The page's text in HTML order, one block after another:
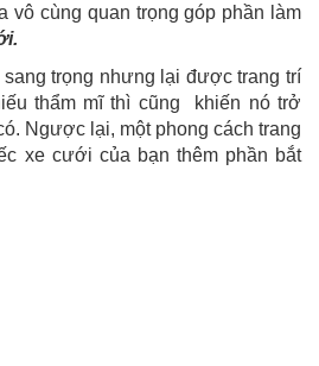
vô cùng quan trọng góp phần làm
trọng nhưng lại được trang trí
thẩm mĩ thì cũng khiến nó trở
Ngược lại, một phong cách trang
xe cưới của bạn thêm phần bắt